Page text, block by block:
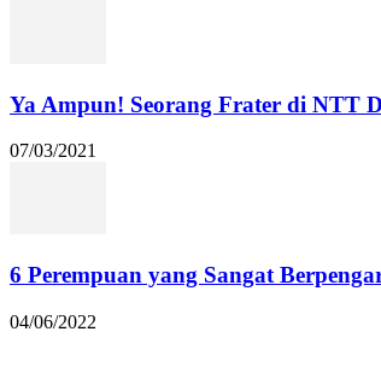
Ya Ampun! Seorang Frater di NTT
07/03/2021
6 Perempuan yang Sangat
04/06/2022